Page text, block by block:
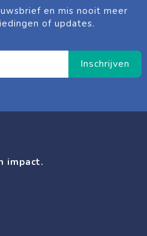
en mis nooit meer
of updates.
impact.